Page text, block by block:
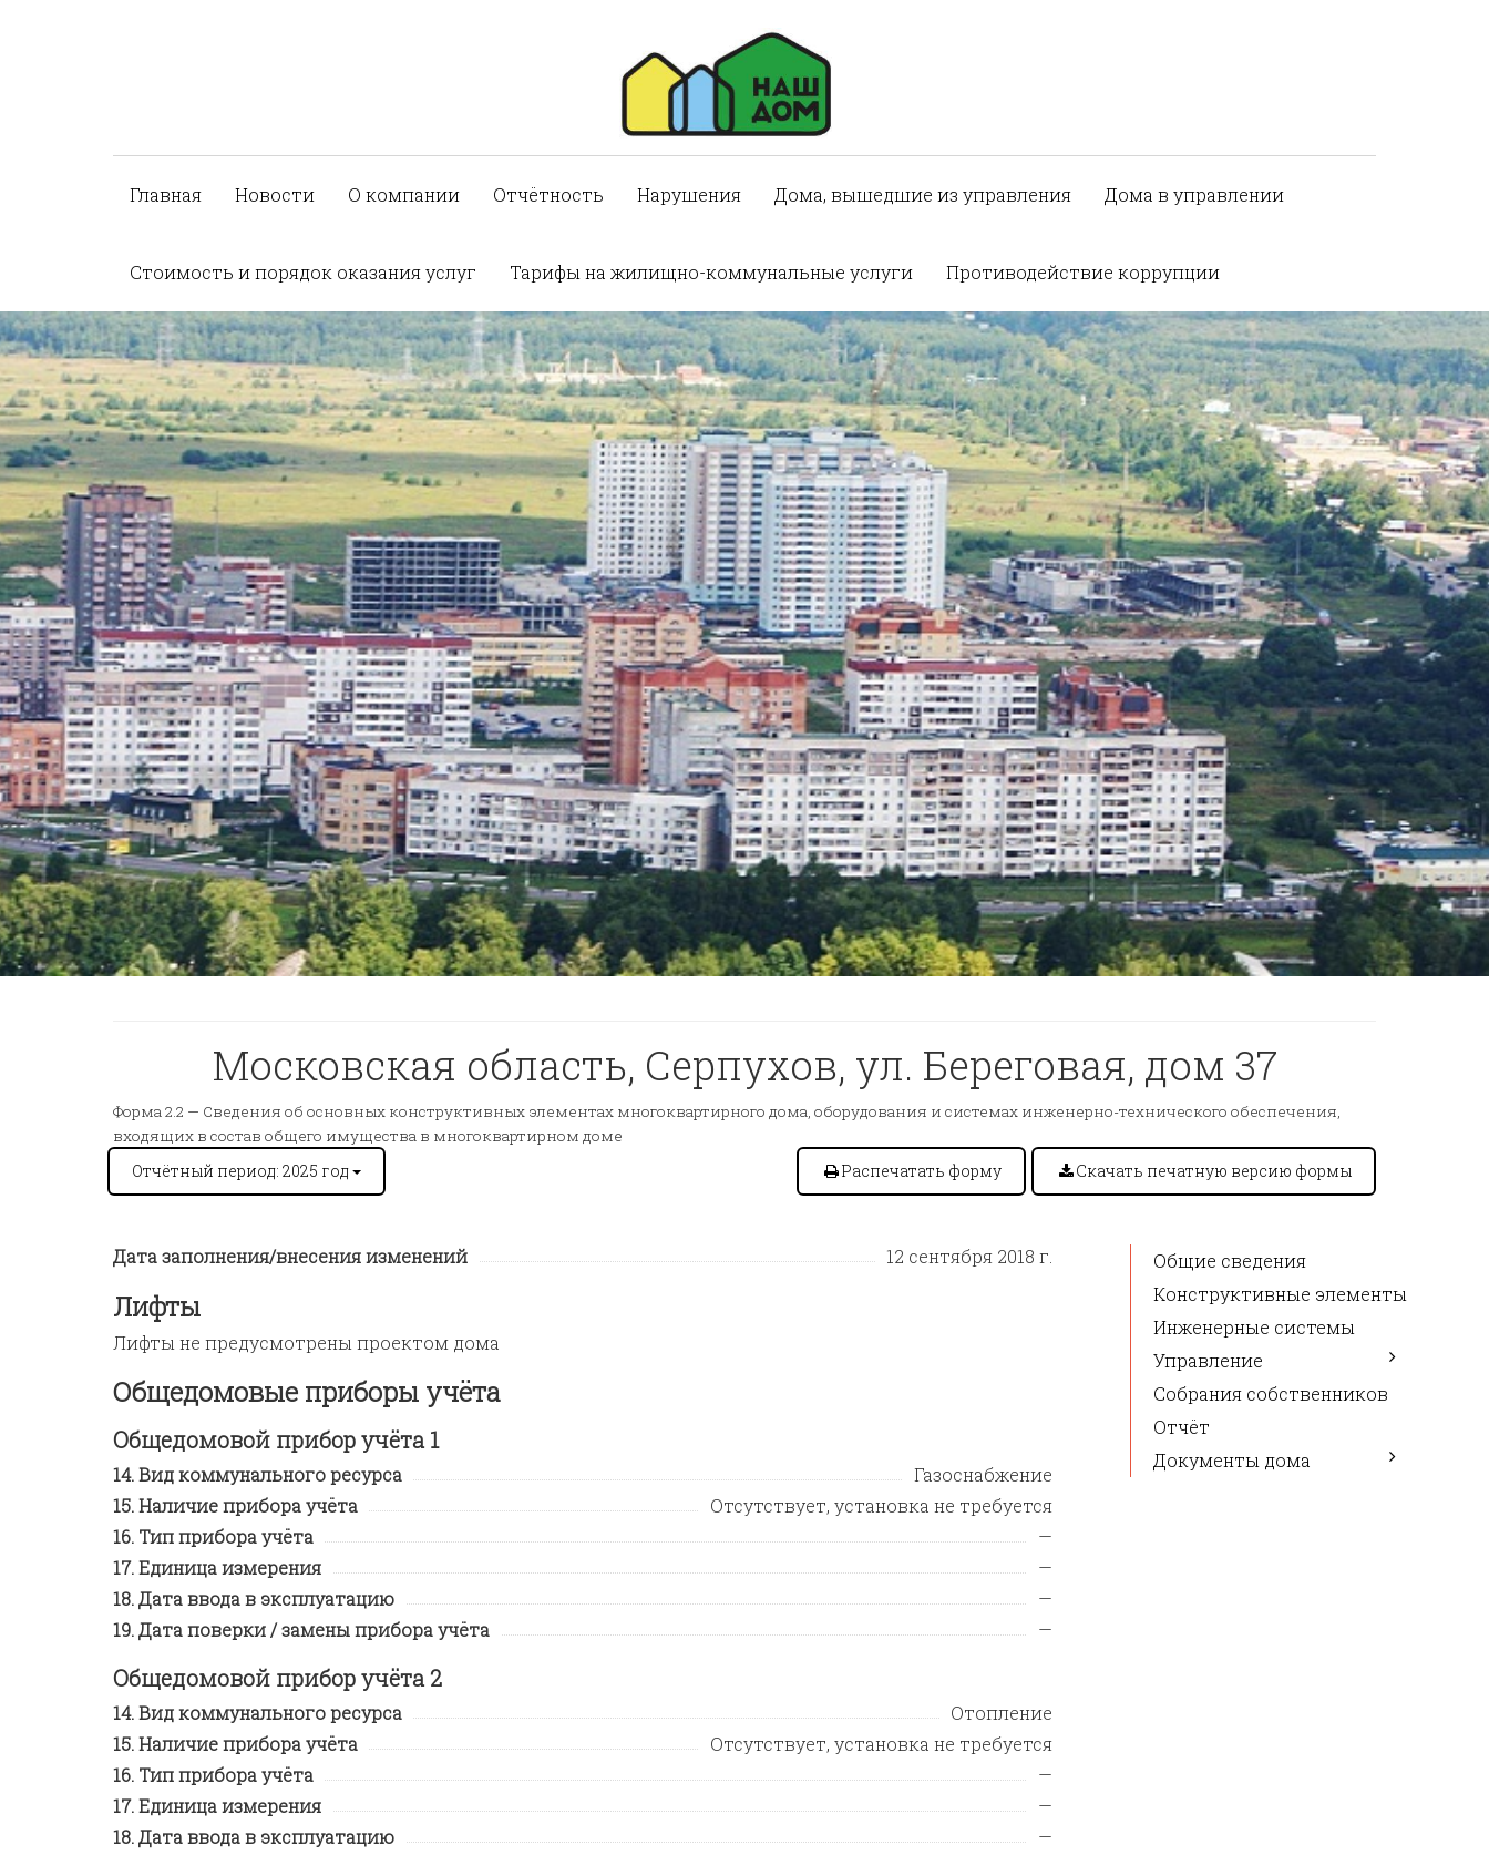
Главная Новости О компании Отчётность Нарушения Дома, вышедшие из управления Дома в управлении
Стоимость и порядок оказания услуг Тарифы на жилищно-коммунальные услуги Противодействие коррупции
Московская область, Серпухов, ул. Береговая, дом 37
Форма 2.2 — Сведения об основных конструктивных элементах многоквартирного дома, оборудования и системах инженерно-технического обеспечения,
входящих в состав общего имущества в многоквартирном доме
Отчётный период: 2025 год Распечатать форму Скачать печатную версию формы
Дата заполнения/внесения изменений 12 сентября 2018 г.
Лифты
Лифты не предусмотрены проектом дома
Общедомовые приборы учёта
Общедомовой прибор учёта 1
Вид коммунального ресурса
Газоснабжение
Наличие прибора учёта
Отсутствует, установка не требуется
Тип прибора учёта
—
Единица измерения
—
Дата ввода в эксплуатацию
—
Дата поверки / замены прибора учёта
—
Общедомовой прибор учёта 2
Вид коммунального ресурса
Отопление
Наличие прибора учёта
Отсутствует, установка не требуется
Тип прибора учёта
—
Единица измерения
—
Дата ввода в эксплуатацию
—
Общие сведения
Конструктивные элементы
Инженерные системы
Управление
Собрания собственников
Отчёт
Документы дома